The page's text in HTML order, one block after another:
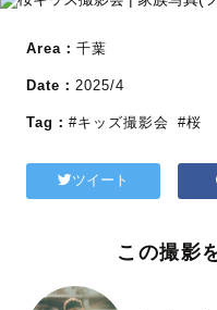
Area： 千葉
Date： 2025/4
Tag： #キッズ撮影会 #桜
ツイート
この撮影